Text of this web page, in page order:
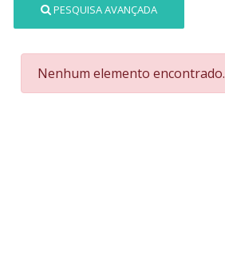
PESQUISA AVANÇADA
Nenhum elemento encontrado.